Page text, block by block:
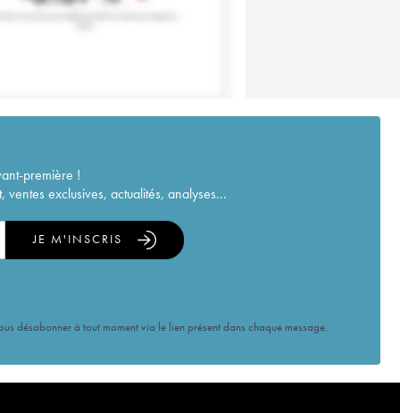
première !
exclusives, actualités, analyses...
JE M'INSCRIS
désabonner à tout moment via le lien présent dans chaque message.